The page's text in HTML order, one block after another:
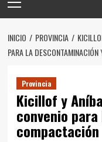
principal
INICIO PROVINCIA
PARA LA
Provincia
Kicillof y
convenio